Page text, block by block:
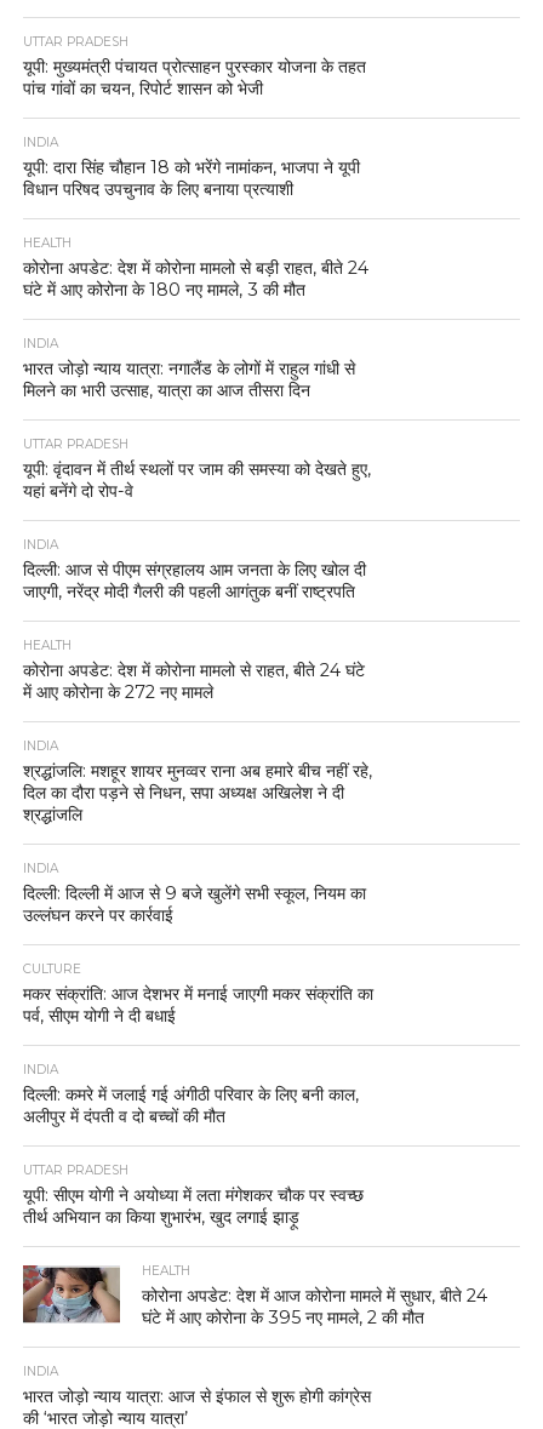
UTTAR PRADESH
यूपी: मुख्यमंत्री पंचायत प्रोत्साहन पुरस्कार योजना के तहत
पांच गांवों का चयन, रिपोर्ट शासन को भेजी
INDIA
यूपी: दारा सिंह चौहान 18 को भरेंगे नामांकन, भाजपा ने यूपी
विधान परिषद उपचुनाव के लिए बनाया प्रत्याशी
HEALTH
कोरोना अपडेट: देश में कोरोना मामलो से बड़ी राहत, बीते 24
घंटे में आए कोरोना के 180 नए मामले, 3 की मौत
INDIA
भारत जोड़ो न्याय यात्रा: नगालैंड के लोगों में राहुल गांधी से
मिलने का भारी उत्साह, यात्रा का आज तीसरा दिन
UTTAR PRADESH
यूपी: वृंदावन में तीर्थ स्थलों पर जाम की समस्या को देखते हुए,
यहां बनेंगे दो रोप-वे
INDIA
दिल्ली: आज से पीएम संग्रहालय आम जनता के लिए खोल दी
जाएगी, नरेंद्र मोदी गैलरी की पहली आगंतुक बनीं राष्ट्रपति
HEALTH
कोरोना अपडेट: देश में कोरोना मामलो से राहत, बीते 24 घंटे
में आए कोरोना के 272 नए मामले
INDIA
श्रद्धांजलि: मशहूर शायर मुनव्वर राना अब हमारे बीच नहीं रहे,
दिल का दौरा पड़ने से निधन, सपा अध्यक्ष अखिलेश ने दी
श्रद्धांजलि
INDIA
दिल्ली: दिल्ली में आज से 9 बजे खुलेंगे सभी स्कूल, नियम का
उल्लंघन करने पर कार्रवाई
CULTURE
मकर संक्रांति: आज देशभर में मनाई जाएगी मकर संक्रांति का
पर्व, सीएम योगी ने दी बधाई
INDIA
दिल्ली: कमरे में जलाई गई अंगीठी परिवार के लिए बनी काल,
अलीपुर में दंपती व दो बच्चों की मौत
UTTAR PRADESH
यूपी: सीएम योगी ने अयोध्या में लता मंगेशकर चौक पर स्वच्छ
तीर्थ अभियान का किया शुभारंभ, खुद लगाई झाड़ू
HEALTH
कोरोना अपडेट: देश में आज कोरोना मामले में सुधार, बीते 24
घंटे में आए कोरोना के 395 नए मामले, 2 की मौत
INDIA
भारत जोड़ो न्याय यात्रा: आज से इंफाल से शुरू होगी कांग्रेस
की ‘भारत जोड़ो न्याय यात्रा’